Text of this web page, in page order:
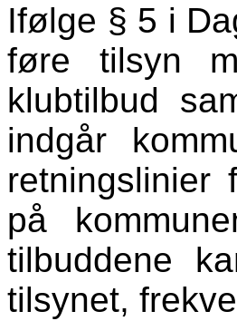
Ifølge § 5 i
føre tilsyn
klubtilbud
indgår
retningslinier
på
tilbuddene
tilsynet,